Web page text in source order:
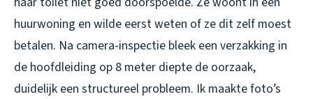
huurwoning en wilde eerst weten of ze dit zelf moest
betalen. Na camera-inspectie bleek een verzakking in
de hoofdleiding op 8 meter diepte de oorzaak,
duidelijk een structureel probleem. Ik maakte foto’s